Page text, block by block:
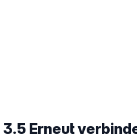
3.5 Erneut